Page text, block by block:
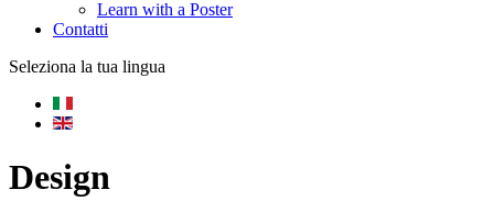
Learn with a Poster
Contatti
Seleziona la tua lingua
Design